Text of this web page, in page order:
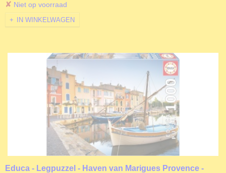
✘ Niet op voorraad
IN WINKELWAGEN
Educa - Legpuzzel - Haven van Marigues Provence -